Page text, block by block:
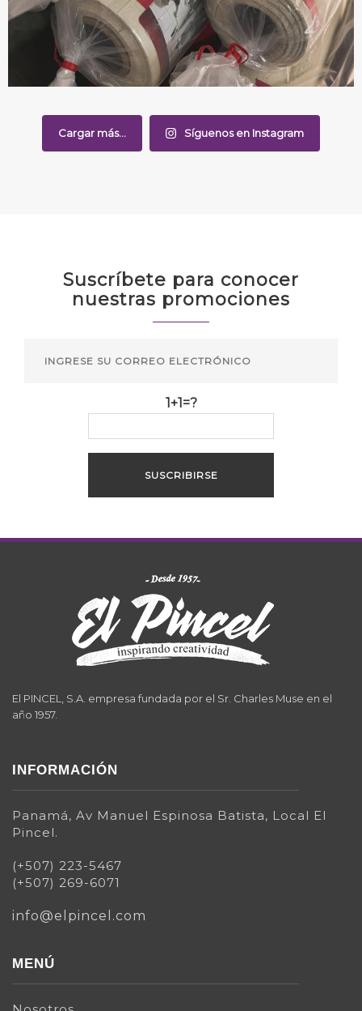
Cargar más... Síguenos en Instagram
Suscríbete para conocer
nuestras promociones
1+1=?
El PINCEL, S.A. empresa fundada por el Sr. Charles Muse en el
año 1957.
INFORMACIÓN
Panamá, Av Manuel Espinosa Batista, Local El
Pincel.
(+507) 223-5467
(+507) 269-6071
info@elpincel.com
MENÚ